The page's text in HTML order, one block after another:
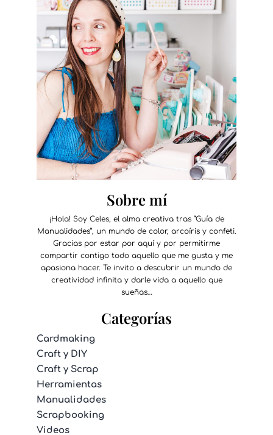
Sobre mí
¡Hola! Soy Celes, el alma creativa tras “Guía de
Manualidades”, un mundo de color, arcoíris y confeti.
Gracias por estar por aquí y por permitirme
compartir contigo todo aquello que me gusta y me
apasiona hacer. Te invito a descubrir un mundo de
creatividad infinita y darle vida a aquello que
sueñas…
Categorías
Cardmaking
Craft y DIY
Craft y Scrap
Herramientas
Manualidades
Scrapbooking
Videos